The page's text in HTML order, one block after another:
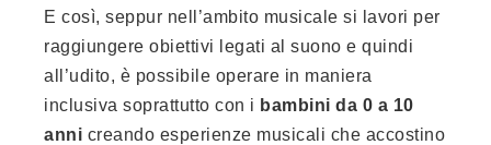
E così, seppur nell’ambito musicale si lavori per
raggiungere obiettivi legati al suono e quindi
all’udito, è possibile operare in maniera
inclusiva soprattutto con i bambini da 0 a 10
anni creando esperienze musicali che accostino